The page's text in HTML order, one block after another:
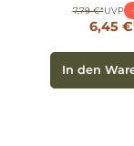
7,79 €*UVP
6,45
In den